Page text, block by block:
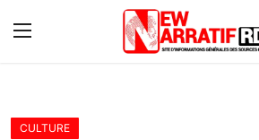
CULTURE